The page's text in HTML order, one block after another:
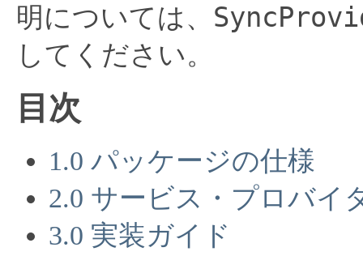
明については、
してください。
目次
1.0 パッケージの仕様
2.0 サービス・プロバイ
3.0 実装ガイド